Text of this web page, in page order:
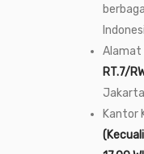
Alamat
RT.7/
Kantor